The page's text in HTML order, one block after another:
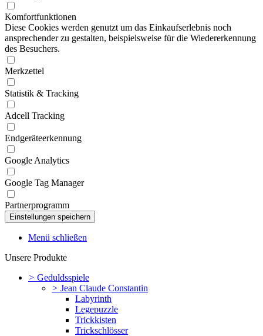
Komfortfunktionen
Diese Cookies werden genutzt um das Einkaufserlebnis noch
ansprechender zu gestalten, beispielsweise für die Wiedererkennung
des Besuchers.
Merkzettel
Statistik & Tracking
Adcell Tracking
Endgeräteerkennung
Google Analytics
Google Tag Manager
Partnerprogramm
Menü schließen
Unsere Produkte
> Geduldsspiele
> Jean Claude Constantin
Labyrinth
Legepuzzle
Trickkisten
Trickschlösser